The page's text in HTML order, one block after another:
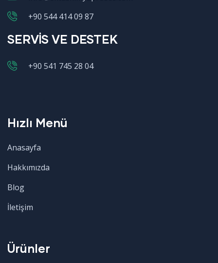
+90 544 414 09 87
SERVİS VE DESTEK
+90 541 745 28 04
Hızlı Menü
Anasayfa
Hakkımızda
Blog
İletişim
Ürünler